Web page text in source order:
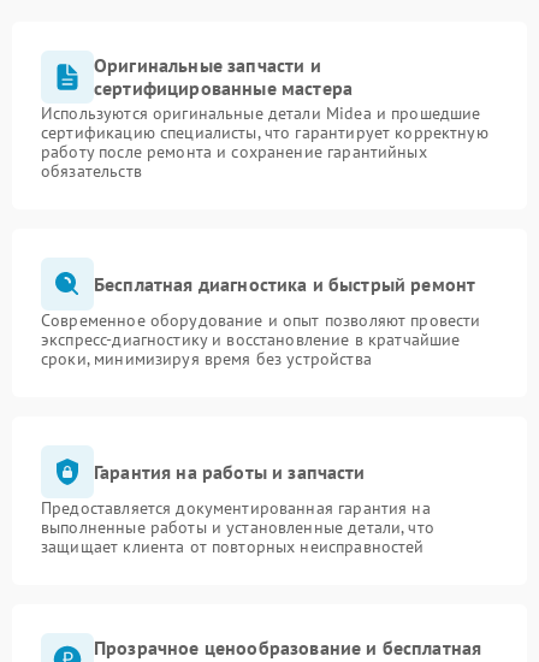
Оригинальные запчасти и
сертифицированные мастера
Используются оригинальные детали Midea и прошедшие
сертификацию специалисты, что гарантирует корректную
работу после ремонта и сохранение гарантийных
обязательств
Бесплатная диагностика и быстрый ремонт
Современное оборудование и опыт позволяют провести
экспресс-диагностику и восстановление в кратчайшие
сроки, минимизируя время без устройства
Гарантия на работы и запчасти
Предоставляется документированная гарантия на
выполненные работы и установленные детали, что
защищает клиента от повторных неисправностей
Прозрачное ценообразование и бесплатная